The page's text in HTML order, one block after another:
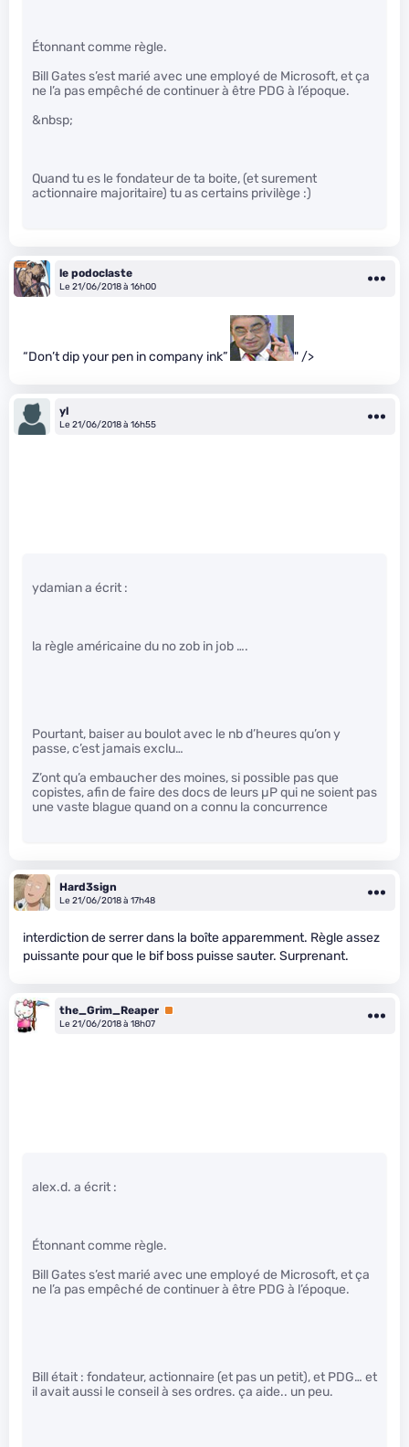
Étonnant comme règle.
Bill Gates s’est marié avec une employé de Microsoft, et ça
ne l’a pas empêché de continuer à être PDG à l’époque.
&nbsp;
Quand tu es le fondateur de ta boite, (et surement
actionnaire majoritaire) tu as certains privilège :)
le podoclaste
Le 21/06/2018 à 16h00
“Don’t dip your pen in company ink” " />
yl
Le 21/06/2018 à 16h55
ydamian a écrit :
la règle américaine du no zob in job ….
Pourtant, baiser au boulot avec le nb d’heures qu’on y
passe, c’est jamais exclu…
Z’ont qu’a embaucher des moines, si possible pas que
copistes, afin de faire des docs de leurs µP qui ne soient pas
une vaste blague quand on a connu la concurrence
Hard3sign
Le 21/06/2018 à 17h48
interdiction de serrer dans la boîte apparemment. Règle assez
puissante pour que le bif boss puisse sauter. Surprenant.
the_Grim_Reaper Premium
Le 21/06/2018 à 18h07
alex.d. a écrit :
Étonnant comme règle.
Bill Gates s’est marié avec une employé de Microsoft, et ça
ne l’a pas empêché de continuer à être PDG à l’époque.
Bill était : fondateur, actionnaire (et pas un petit), et PDG… et
il avait aussi le conseil à ses ordres. ça aide.. un peu.